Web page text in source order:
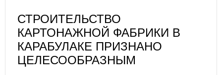
СТРОИТЕЛЬСТВО
КАРТОНАЖНОЙ ФАБРИКИ В
КАРАБУЛАКЕ ПРИЗНАНО
ЦЕЛЕСООБРАЗНЫМ